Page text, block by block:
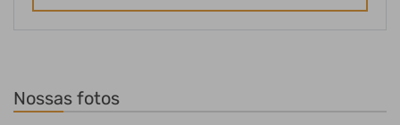
Nossas fotos